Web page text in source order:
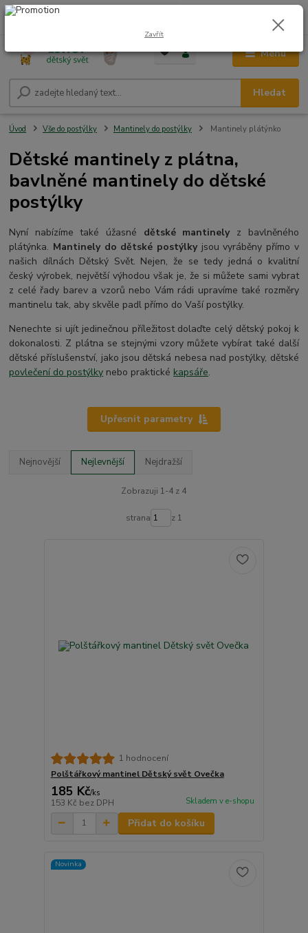
Menu
Hledat
+420 604 278 943 0,00 Kč
Úvod Vše do postýlky Mantinely do postýlky Mantinely plátýnko
Dětské mantinely z plátna,
bavlněné mantinely do dětské
postýlky
Nyní nabízíme také úžasné dětské mantinelyz bavlněného
plátýnka. Mantinely do dětské postýlkyjsou vyráběny přímo v
našich dílnách Dětský Svět. Nejen, že se tedy jedná o kvalitní
český výrobek, největší výhodou však je, že si můžete sami vybrat
z celé řady barev a vzorů nebo Vám rádi upravíme také rozměry
mantinelu tak, aby skvěle padl přímo do Vaší postýlky.
Nenechte si ujít jedinečnou příležitost dolaďte celý dětský pokoj k
dokonalosti. Z plátna se stejnými vzory můžete vybírat také další
dětské příslušenství, jako jsou dětská nebesa nad postýlky, dětské
povlečení do postýlky nebo praktické kapsáře.
Upřesnit parametry
Nejnovější Nejlevnější Nejdražší
Zobrazuji 1-4 z 4
strana z 1
1 hodnocení
Polštářkový mantinel Dětský svět Ovečka
185 Kč/ks
153 Kč bez DPH Skladem v e-shopu
Přidat do košíku
Novinka
Zavřít